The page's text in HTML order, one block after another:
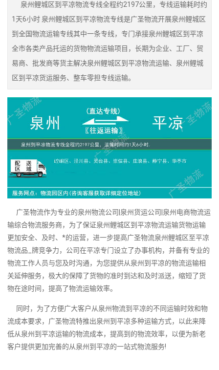
泉州鲤城区到平凉物流专线全程约2197公里，专线运输耗时约
1天6小时 泉州鲤城区到平凉物流专线是广圣物流开展泉州鲤城区
到全国物流运输专线其中一条专线，专门承接泉州鲤城区到平凉
全市各类产品托运的货物物流运输项目，长期为企业、工厂、贸
易商、批发商等货主解决泉州鲤城区到平凉物流运输、泉州鲤城
区到平凉货运服务、整车零担专线运输。
广圣物流作为专业的泉州物流公司|泉州货运公司|泉州电商物流运
输综合物流服务商，为了保证泉州鲤城区到平凉物流运输货物运输
更加安全、及时、*的运营，进一步提高广圣物流泉州鲤城区至平凉
物流品_牌竞争力，公司在平凉专门设立了办事机构，并备有专业的
物流工作人员与您及时沟通，为您提供从泉州到平凉的物流运输相
关延伸服务，极大的保障了货物的准时到达和及时派送，缩短了货
物在途时间，提高了物流运输效率。
同时，为了方便广大客户从泉州物流到平凉的不同运输时效和物
流成本要求，广圣物流特推出泉州到平凉多种运输方式，以此来降
低从泉州到平凉运输的物流成本，提高到的物流效率，以便为新老
客户提供更加完善的从泉州到平凉的一站式物流服务!